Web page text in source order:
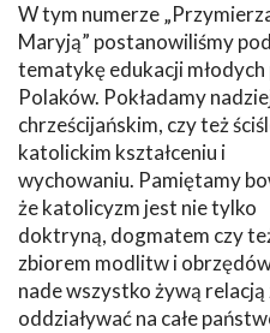
W tym numerze
Maryją” postanowiliśmy
tematykę edukacji młodych
Polaków. Pokładamy
chrześcijańskim, czy też
katolickim kształceniu i
wychowaniu. Pamiętamy
że katolicyzm jest nie tylko
doktryną, dogmatem czy
zbiorem modlitw i
nade wszystko żywą
oddziaływać na całe